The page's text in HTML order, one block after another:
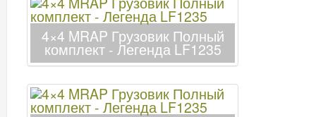
4×4 MRAP Грузовик Полный
комплект - Легенда LF1235